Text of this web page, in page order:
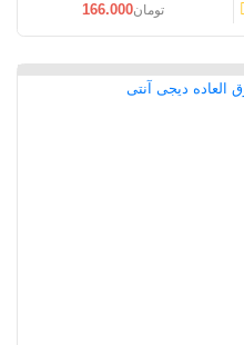
قیمت اصلی: تومان166.000 بود.
تومان166.000